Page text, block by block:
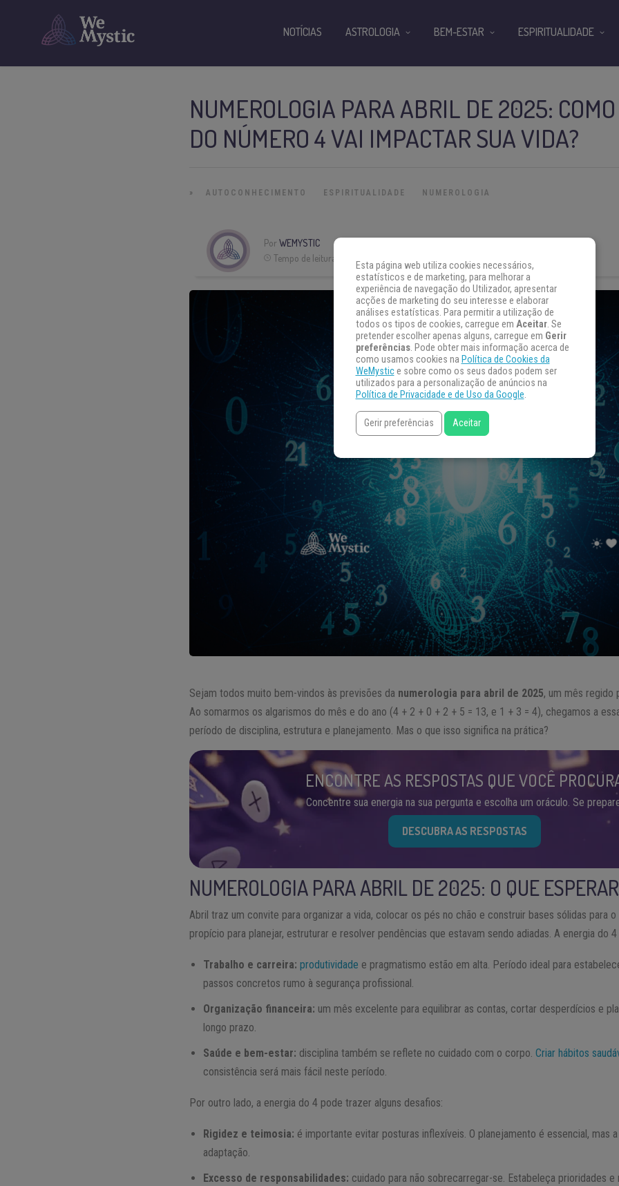
NUMEROLOGIA PARA ABRIL DE 2025:
DO NÚMERO 4 VAI IMPACTAR SUA VIDA?
» AUTOCONHECIMENTO ESPIRITUALIDADE NUMEROLOGIA
PorWEMYSTIC
Tempo de leitura:
Sejam todos muito bem-vindos às previsões da numerologia para abril de 2025, um mês regido
Ao somarmos os algarismos do mês e do ano (4 + 2 + 0 + 2 + 5 = 13, e 1 + 3 = 4), chegamos a
período de disciplina, estrutura e planejamento. Mas o que isso significa na prática?
ENCONTRE AS RESPOSTAS QUE VOCÊ
Concentre sua energia na sua pergunta e escolha um oráculo. Se
DESCUBRA AS RESPOSTAS
NUMEROLOGIA PARA ABRIL DE 2025: O QUE
Abril traz um convite para organizar a vida, colocar os pés no chão e construir bases sólidas para
propício para planejar, estruturar e resolver pendências que estavam sendo adiadas. A energia do
Trabalho e carreira: produtividade e pragmatismo estão em alta. Período ideal para
passos concretos rumo à segurança profissional.
Organização financeira: um mês excelente para equilibrar as contas, cortar desperdícios e
longo prazo.
Saúde e bem-estar: disciplina também se reflete no cuidado com o corpo.Criar hábitos
consistência será mais fácil neste período.
Por outro lado, a energia do 4 pode trazer alguns desafios:
Rigidez e teimosia: é importante evitar posturas inflexíveis. O planejamento é essencial, mas
adaptação.
Excesso de responsabilidades: cuidado para não sobrecarregar-se. Estabeleça prioridades
NOTÍCIAS ASTROLOGIA BEM-ESTAR ESPIRITUALIDADE
Esta página web utiliza cookies necessários,
estatísticos e de marketing, para melhorar a
experiência de navegação do Utilizador, apresentar
acções de marketing do seu interesse e elaborar
análises estatísticas. Para permitir a utilização de
todos os tipos de cookies, carregue em Aceitar. Se
pretender escolher apenas alguns, carregue em Gerir
preferências. Pode obter mais informação acerca de
como usamos cookies na Política de Cookies da
WeMystice sobre como os seus dados podem ser
utilizados para a personalização de anúncios na
Política de Privacidade e de Uso da Google.
Gerir preferências Aceitar